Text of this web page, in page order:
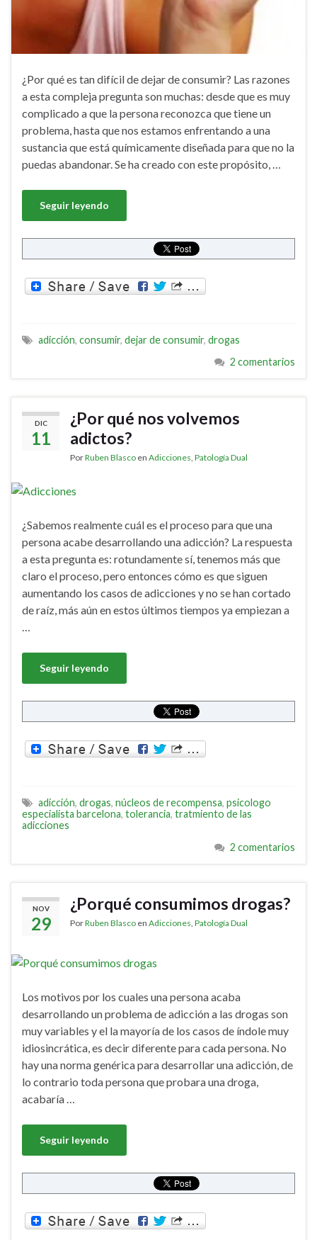
¿Por qué es tan difícil de dejar de consumir? Las razones
a esta compleja pregunta son muchas: desde que es muy
complicado a que la persona reconozca que tiene un
problema, hasta que nos estamos enfrentando a una
sustancia que está químicamente diseñada para que no la
puedas abandonar. Se ha creado con este propósito, …
Seguir leyendo
adicción, consumir, dejar de consumir, drogas
2 comentarios
DIC
11
¿Por qué nos volvemos
adictos?
PorRuben Blasco en Adicciones Patología Dual
¿Sabemos realmente cuál es el proceso para que una
persona acabe desarrollando una adicción? La respuesta
a esta pregunta es: rotundamente sí, tenemos más que
claro el proceso, pero entonces cómo es que siguen
aumentando los casos de adicciones y no se han cortado
de raíz, más aún en estos últimos tiempos ya empiezan a
Seguir leyendo
adicción, drogas, núcleos de recompensa, psicologo
especialista barcelona, tolerancia, tratmiento de las
adicciones
2 comentarios
NOV
29
¿Porqué consumimos drogas?
PorRuben Blasco en Adicciones Patología Dual
Los motivos por los cuales una persona acaba
desarrollando un problema de adicción a las drogas son
muy variables y el la mayoría de los casos de índole muy
idiosincrática, es decir diferente para cada persona. No
hay una norma genérica para desarrollar una adicción, de
lo contrario toda persona que probara una droga,
acabaría …
Seguir leyendo